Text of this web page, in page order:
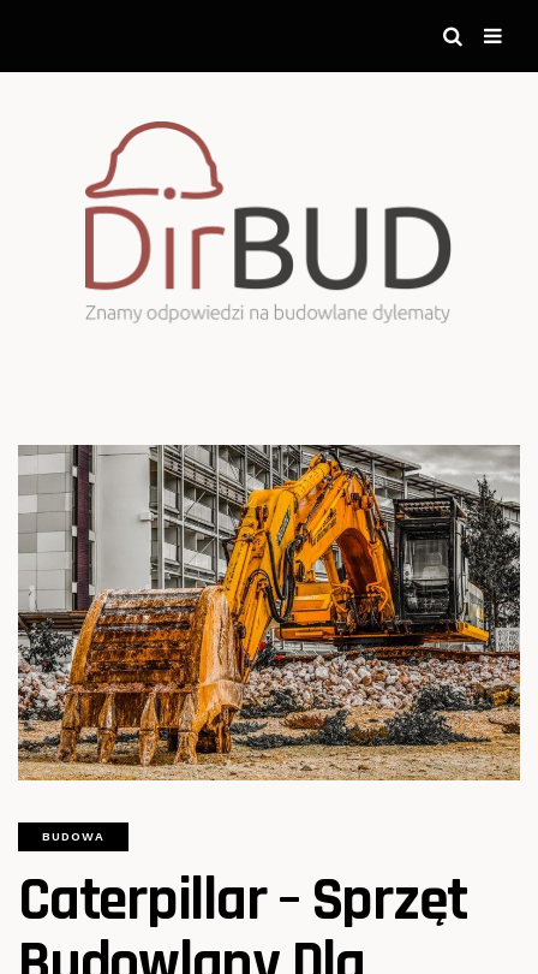
BUDOWA
Caterpillar – Sprzęt